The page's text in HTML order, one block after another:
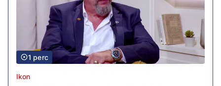
1 perc
Ikon